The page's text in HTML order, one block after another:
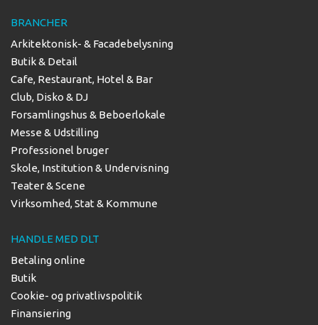
BRANCHER
Arkitektonisk- & Facadebelysning
Butik & Detail
Cafe, Restaurant, Hotel & Bar
Club, Disko & DJ
Forsamlingshus & Beboerlokale
Messe & Udstilling
Professionel bruger
Skole, Institution & Undervisning
Teater & Scene
Virksomhed, Stat & Kommune
HANDLE MED DLT
Betaling online
Butik
Cookie- og privatlivspolitik
Finansiering